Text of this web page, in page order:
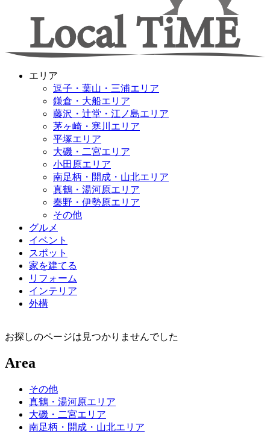
エリア
逗子・葉山・三浦エリア
鎌倉・大船エリア
藤沢・辻堂・江ノ島エリア
茅ヶ崎・寒川エリア
平塚エリア
大磯・二宮エリア
小田原エリア
南足柄・開成・山北エリア
真鶴・湯河原エリア
秦野・伊勢原エリア
その他
グルメ
イベント
スポット
家を建てる
リフォーム
インテリア
外構
お探しのページは見つかりませんでした
Area
その他
真鶴・湯河原エリア
大磯・二宮エリア
南足柄・開成・山北エリア